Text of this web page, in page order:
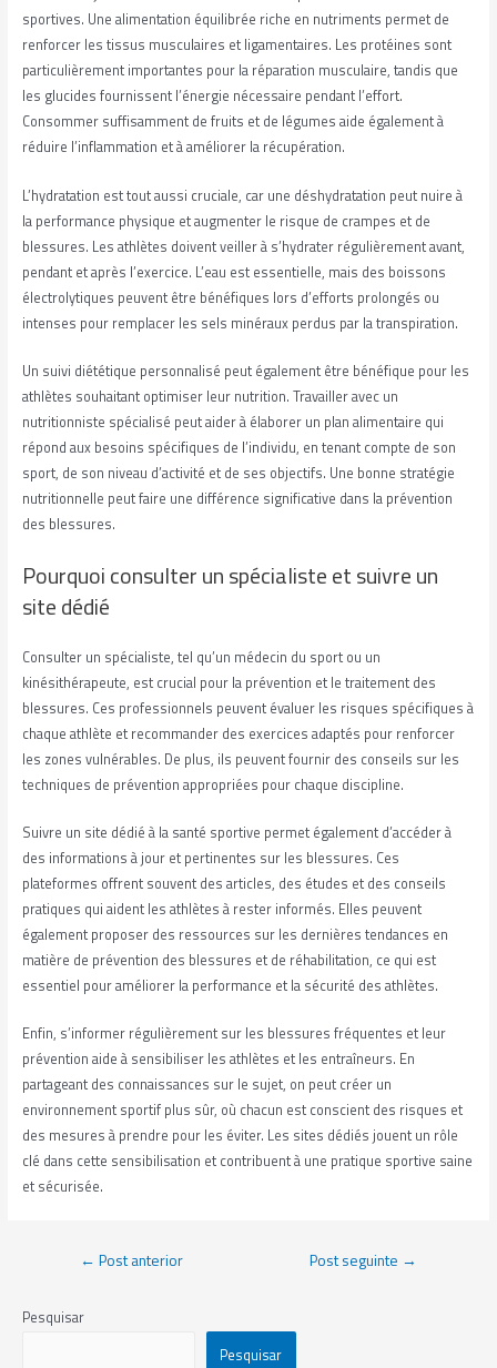
sportives. Une alimentation équilibrée riche en nutriments permet de
renforcer les tissus musculaires et ligamentaires. Les protéines sont
particulièrement importantes pour la réparation musculaire, tandis que
les glucides fournissent l’énergie nécessaire pendant l’effort.
Consommer suffisamment de fruits et de légumes aide également à
réduire l’inflammation et à améliorer la récupération.
L’hydratation est tout aussi cruciale, car une déshydratation peut nuire à
la performance physique et augmenter le risque de crampes et de
blessures. Les athlètes doivent veiller à s’hydrater régulièrement avant,
pendant et après l’exercice. L’eau est essentielle, mais des boissons
électrolytiques peuvent être bénéfiques lors d’efforts prolongés ou
intenses pour remplacer les sels minéraux perdus par la transpiration.
Un suivi diététique personnalisé peut également être bénéfique pour les
athlètes souhaitant optimiser leur nutrition. Travailler avec un
nutritionniste spécialisé peut aider à élaborer un plan alimentaire qui
répond aux besoins spécifiques de l’individu, en tenant compte de son
sport, de son niveau d’activité et de ses objectifs. Une bonne stratégie
nutritionnelle peut faire une différence significative dans la prévention
des blessures.
Pourquoi consulter un spécialiste et suivre un
site dédié
Consulter un spécialiste, tel qu’un médecin du sport ou un
kinésithérapeute, est crucial pour la prévention et le traitement des
blessures. Ces professionnels peuvent évaluer les risques spécifiques à
chaque athlète et recommander des exercices adaptés pour renforcer
les zones vulnérables. De plus, ils peuvent fournir des conseils sur les
techniques de prévention appropriées pour chaque discipline.
Suivre un site dédié à la santé sportive permet également d’accéder à
des informations à jour et pertinentes sur les blessures. Ces
plateformes offrent souvent des articles, des études et des conseils
pratiques qui aident les athlètes à rester informés. Elles peuvent
également proposer des ressources sur les dernières tendances en
matière de prévention des blessures et de réhabilitation, ce qui est
essentiel pour améliorer la performance et la sécurité des athlètes.
Enfin, s’informer régulièrement sur les blessures fréquentes et leur
prévention aide à sensibiliser les athlètes et les entraîneurs. En
partageant des connaissances sur le sujet, on peut créer un
environnement sportif plus sûr, où chacun est conscient des risques et
des mesures à prendre pour les éviter. Les sites dédiés jouent un rôle
clé dans cette sensibilisation et contribuent à une pratique sportive saine
et sécurisée.
← Post anterior Post seguinte →
Pesquisar
Pesquisar